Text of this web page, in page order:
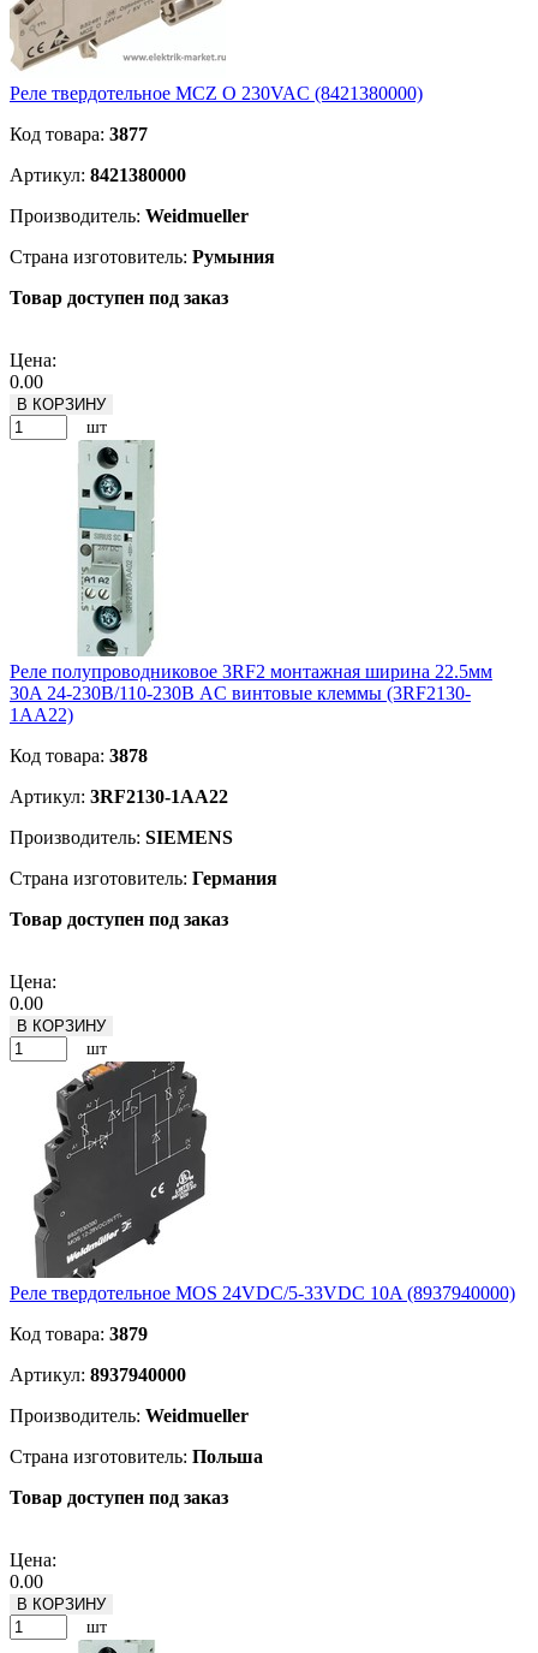
Реле твердотельное MCZ O 230VAC (8421380000)
Код товара: 3877
Артикул: 8421380000
Производитель: Weidmueller
Страна изготовитель: Румыния
Товар доступен под заказ
Цена:
0.00
В КОРЗИНУ
шт
Реле полупроводниковое 3RF2 монтажная ширина 22.5мм
30A 24-230В/110-230В AC винтовые клеммы (3RF2130-
1AA22)
Код товара: 3878
Артикул: 3RF2130-1AA22
Производитель: SIEMENS
Страна изготовитель: Германия
Товар доступен под заказ
Цена:
0.00
В КОРЗИНУ
шт
Реле твердотельное MOS 24VDC/5-33VDC 10A (8937940000)
Код товара: 3879
Артикул: 8937940000
Производитель: Weidmueller
Страна изготовитель: Польша
Товар доступен под заказ
Цена:
0.00
В КОРЗИНУ
шт